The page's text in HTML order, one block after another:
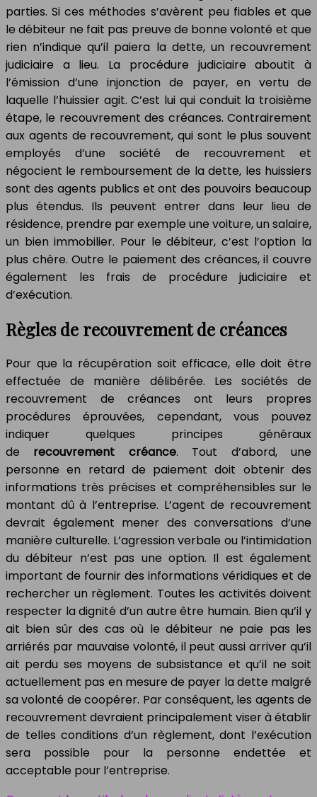
parties. Si ces méthodes s’avèrent peu fiables et que
le débiteur ne fait pas preuve de bonne volonté et que
rien n’indique qu’il paiera la dette, un recouvrement
judiciaire a lieu. La procédure judiciaire aboutit à
l’émission d’une injonction de payer, en vertu de
laquelle l’huissier agit. C’est lui qui conduit la troisième
étape, le recouvrement des créances. Contrairement
aux agents de recouvrement, qui sont le plus souvent
employés d’une société de recouvrement et
négocient le remboursement de la dette, les huissiers
sont des agents publics et ont des pouvoirs beaucoup
plus étendus. Ils peuvent entrer dans leur lieu de
résidence, prendre par exemple une voiture, un salaire,
un bien immobilier. Pour le débiteur, c’est l’option la
plus chère. Outre le paiement des créances, il couvre
également les frais de procédure judiciaire et
d’exécution.
Règles de recouvrement de créances
Pour que la récupération soit efficace, elle doit être
effectuée de manière délibérée. Les sociétés de
recouvrement de créances ont leurs propres
procédures éprouvées, cependant, vous pouvez
indiquer quelques principes généraux
de recouvrement créance. Tout d’abord, une
personne en retard de paiement doit obtenir des
informations très précises et compréhensibles sur le
montant dû à l’entreprise. L’agent de recouvrement
devrait également mener des conversations d’une
manière culturelle. L’agression verbale ou l’intimidation
du débiteur n’est pas une option. Il est également
important de fournir des informations véridiques et de
rechercher un règlement. Toutes les activités doivent
respecter la dignité d’un autre être humain. Bien qu’il y
ait bien sûr des cas où le débiteur ne paie pas les
arriérés par mauvaise volonté, il peut aussi arriver qu’il
ait perdu ses moyens de subsistance et qu’il ne soit
actuellement pas en mesure de payer la dette malgré
sa volonté de coopérer. Par conséquent, les agents de
recouvrement devraient principalement viser à établir
de telles conditions d’un règlement, dont l’exécution
sera possible pour la personne endettée et
acceptable pour l’entreprise.